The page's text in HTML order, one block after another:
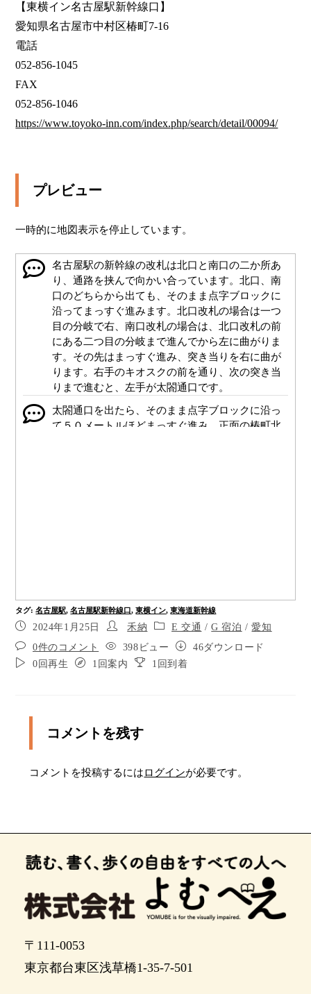
【東横イン名古屋駅新幹線口】
愛知県名古屋市中村区椿町7-16
電話
052-856-1045
FAX
https://www.toyoko-inn.com/index.php/search/detail/00094/
プレビュー
一時的に地図表示を停止しています。
名古屋駅の新幹線の改札は北口と南口の二か所あ
り、通路を挟んで向かい合っています。北口、南
口のどちらから出ても、そのまま点字ブロックに
沿ってまっすぐ進みます。北口改札の場合は一つ
目の分岐で右、南口改札の場合は、北口改札の前
にある二つ目の分岐まで進んでから左に曲がりま
す。その先はまっすぐ進み、突き当りを右に曲が
ります。右手のキオスクの前を通り、次の突き当
りまで進むと、左手が太閤通口です。
太閤通口を出たら、そのまま点字ブロックに沿っ
て５０メートルほどまっすぐ進み、正面の椿町北
の少し右寄りに信号があります
交差点です。正面少し右手の信号を渡ります。通
りの幅は２５メートルほどです
ポイント4
字ブロックはありません
し右によけてからまっすぐ進みます
あと２０メートルほど進むと、左手が目的地です
東横イン名古屋駅新幹線口の前です。左に進むと
正面に自動ドアがあります
タグ:名古屋駅, 名古屋駅新幹線口, 東横イン, 東海道新幹線
2024年1月25日 禾納 E 交通 /G 宿泊 /愛知
0件のコメント
398ビュー
46ダウンロード
0回再生
1回案内 1回到着
コメントを残す
コメントを投稿するにはログインが必要です。
〒111-0053
東京都台東区浅草橋1-35-7-501